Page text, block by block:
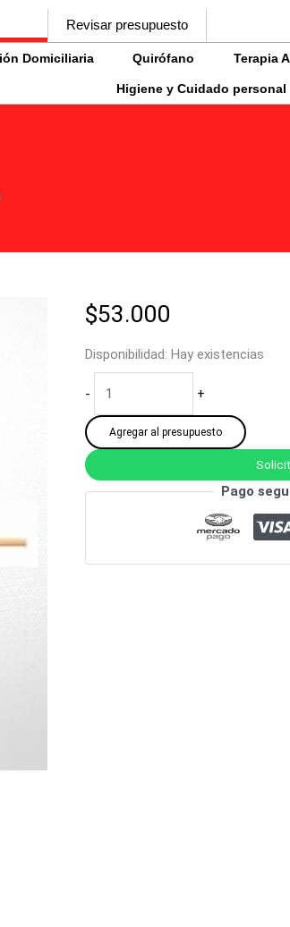
Revisar presupuesto
Domiciliaria Quirófano Terapia
Higiene y Cuidado personal
$53.000
Disponibilidad: Hay existencias
-
Asa
tallo
largo
maleable
130
+
Agregar al presupuesto
Pago